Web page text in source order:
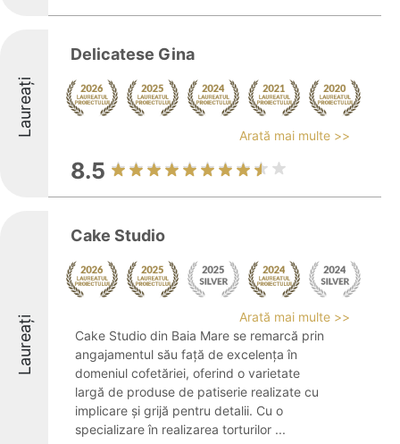
Laureați
Delicatese Gina
Arată mai multe >>
8.5
Laureați
Cake Studio
Arată mai multe >>
Cake Studio din Baia Mare se remarcă prin
angajamentul său față de excelența în
domeniul cofetăriei, oferind o varietate
largă de produse de patiserie realizate cu
implicare și grijă pentru detalii. Cu o
specializare în realizarea torturilor ...